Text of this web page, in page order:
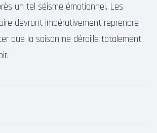
un tel séisme émotionnel. Les
devront impérativement reprendre
que la saison ne déraille totalement